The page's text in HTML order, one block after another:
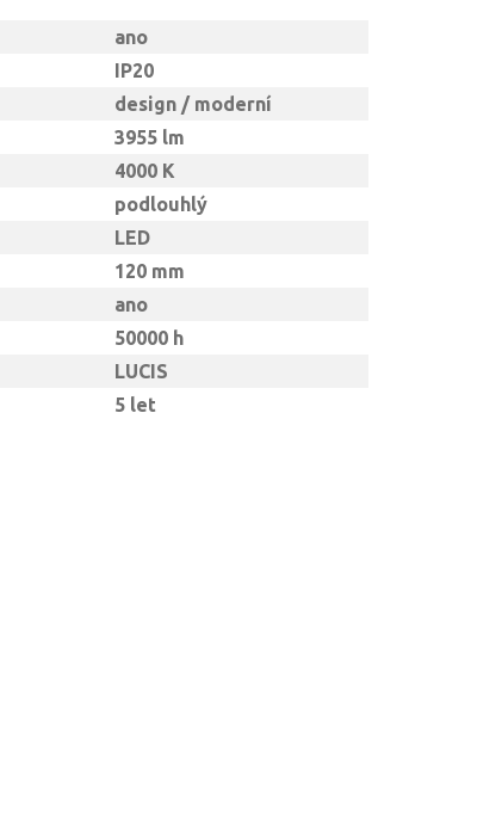
ano
IP20
design / moderní
3955 lm
4000 K
podlouhlý
LED
120 mm
ano
50000 h
LUCIS
5 let